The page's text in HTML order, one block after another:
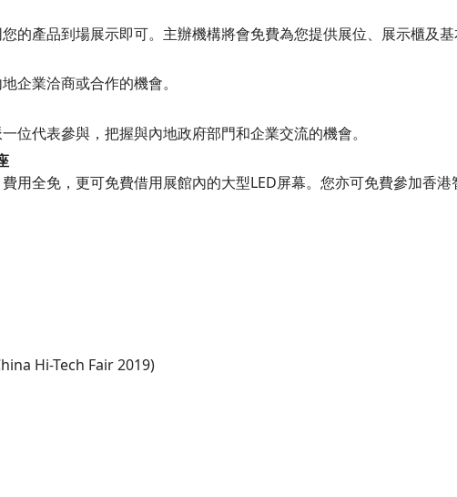
的產品到場展示即可。主辦機構將會免費為您提供展位、展示櫃及基
企業洽商或合作的機會。
位代表參與，把握與內地政府部門和企業交流的機會。
用全免，更可免費借用展館內的大型LED屏幕。您亦可免費參加香港
Hi-Tech Fair 2019)